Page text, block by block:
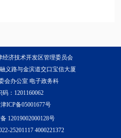
经济技术开发区管理委员会
义路与金滨道交口宝信大厦
会办公室 电子政务科
码：1201160062
津ICP备05001677号
12019002000128号
25201117 4000221372